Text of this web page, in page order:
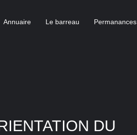
Annuaire Le barreau Permanances
DU